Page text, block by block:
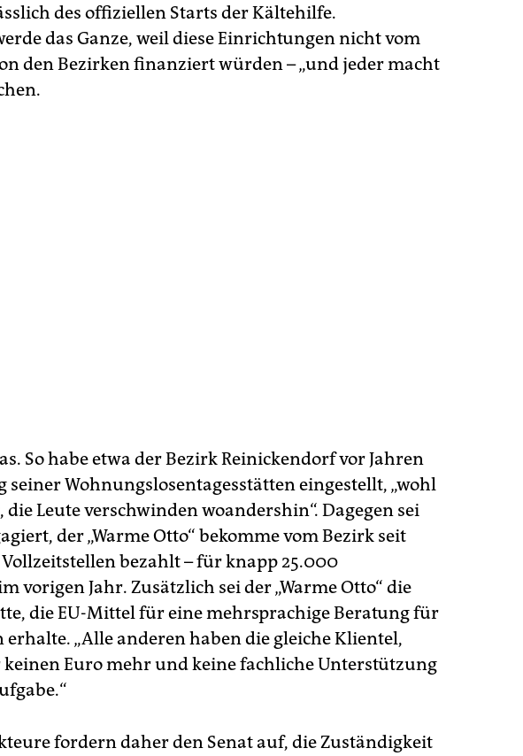
des offiziellen Starts der Kältehilfe.
das Ganze, weil diese Einrichtungen nicht vom
den Bezirken finanziert würden – „und jeder macht
So habe etwa der Bezirk Reinickendorf vor Jahren
seiner Wohnungslosentagesstätten eingestellt, „wohl
Leute verschwinden woandershin“. Dagegen sei
der „Warme Otto“ bekomme vom Bezirk seit
Vollzeitstellen bezahlt – für knapp 25.000
vorigen Jahr. Zusätzlich sei der „Warme Otto“ die
die EU-Mittel für eine mehrsprachige Beratung für
„Alle anderen haben die gleiche Klientel,
keinen Euro mehr und keine fachliche Unterstützung
fordern daher den Senat auf, die Zuständigkeit